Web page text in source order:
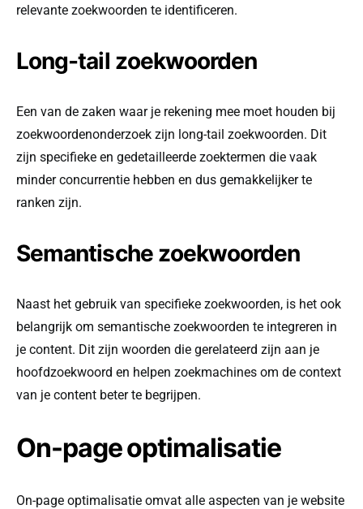
relevante zoekwoorden te identificeren.
Long-tail zoekwoorden
Een van de zaken waar je rekening mee moet houden bij
zoekwoordenonderzoek zijn long-tail zoekwoorden. Dit
zijn specifieke en gedetailleerde zoektermen die vaak
minder concurrentie hebben en dus gemakkelijker te
ranken zijn.
Semantische zoekwoorden
Naast het gebruik van specifieke zoekwoorden, is het ook
belangrijk om semantische zoekwoorden te integreren in
je content. Dit zijn woorden die gerelateerd zijn aan je
hoofdzoekwoord en helpen zoekmachines om de context
van je content beter te begrijpen.
On-page optimalisatie
On-page optimalisatie omvat alle aspecten van je website